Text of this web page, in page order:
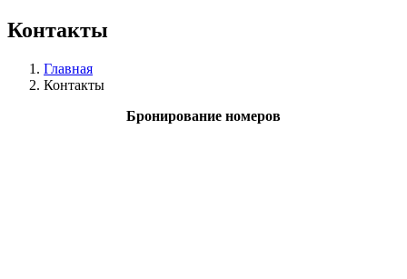
Контакты
Главная
Контакты
Бронирование номеров